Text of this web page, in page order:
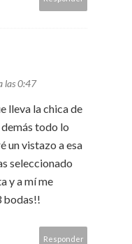
las 0:47
lleva la chica de
todo lo
un vistazo a esa
seleccionado
y a mí me
bodas!!
Responder